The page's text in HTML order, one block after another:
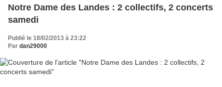
Notre Dame des Landes : 2 collectifs, 2 concerts
samedi
Publié le 18/02/2013 à 23:22
Par dan29000